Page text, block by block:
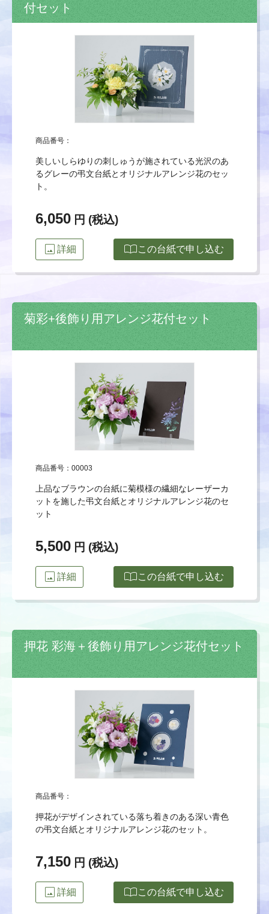
付セット
商品番号：
美しいしらゆりの刺しゅうが施されている光沢のあ
るグレーの弔文台紙とオリジナルアレンジ花のセッ
ト。
6,050 円 (税込)
image 詳細 import_contactsこの台紙で申し込む
菊彩+後飾り用アレンジ花付セット
商品番号：00003
上品なブラウンの台紙に菊模様の繊細なレーザーカ
ットを施した弔文台紙とオリジナルアレンジ花のセ
ット
5,500 円 (税込)
image 詳細 import_contactsこの台紙で申し込む
押花 彩海＋後飾り用アレンジ花付セット
商品番号：
押花がデザインされている落ち着きのある深い青色
の弔文台紙とオリジナルアレンジ花のセット。
7,150 円 (税込)
image 詳細 import_contactsこの台紙で申し込む